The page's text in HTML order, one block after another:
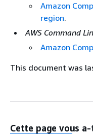
Amazon
region.
AWS Command
Amazon
This document was
Cette page vous